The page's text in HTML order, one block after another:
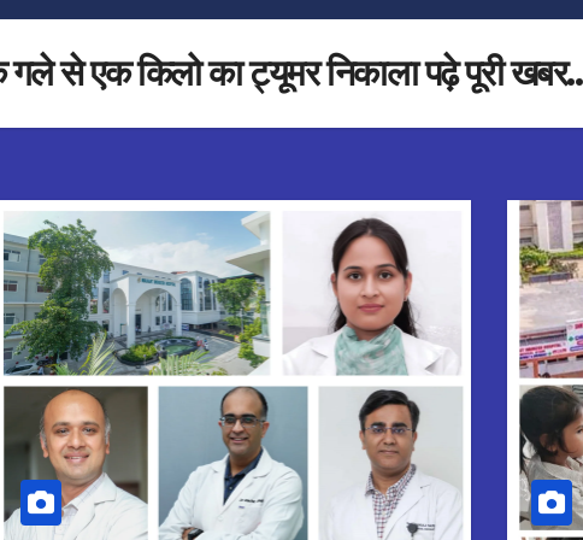
से एक किलो का ट्यूमर निकाला पढ़े पूरी खबर..